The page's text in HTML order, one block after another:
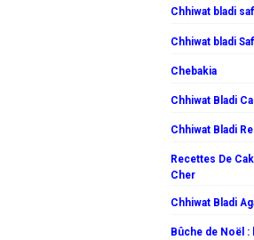
Chhiwat bladi
Chhiwat bladi
Chebakia
Chhiwat Bladi
Chhiwat Bladi
Recettes De
Cher
Chhiwat Bladi
Bûche de Noël